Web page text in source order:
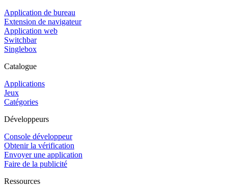
Application de bureau
Extension de navigateur
Application web
Switchbar
Singlebox
Catalogue
Applications
Jeux
Catégories
Développeurs
Console développeur
Obtenir la vérification
Envoyer une application
Faire de la publicité
Ressources